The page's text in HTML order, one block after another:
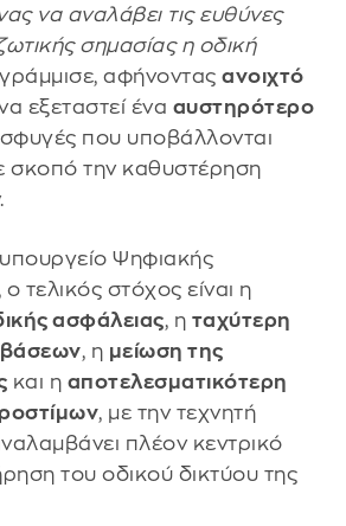
να αναλάβει τις ευθύνες
σημασίας η οδική
αφήνοντας ανοιχτό
εξεταστεί ένα αυστηρότερο
που υποβάλλονται
σκοπό την καθυστέρηση
Ψηφιακής
τελικός στόχος είναι η
ασφάλειας, η ταχύτερη
, η μείωση της
και η αποτελεσματικότερη
, με την τεχνητή
πλέον κεντρικό
του οδικού δικτύου της